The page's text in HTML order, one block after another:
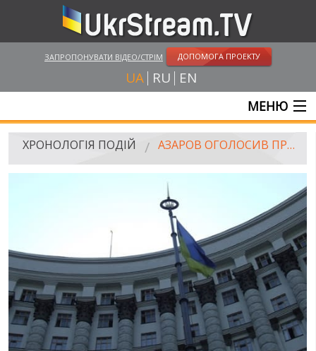
ЗАПРОПОНУВАТИ ВІДЕО/СТРІМ ДОПОМОГА ПРОЕКТУ
UA RU EN
МЕНЮ
ГОЛОВНА
ХРОНОЛОГІЯ ЄВРОМАЙДАНУ
ПОСЛУГИ
ХРОНОЛОГІЯ ПОДІЙ АЗАРОВ ОГОЛОСИВ ПРО ПРИЗУПИНЕННЯ ПІДГОТОВКИ ДО ПІДПИСАННЯ УГОДИ З ЄС